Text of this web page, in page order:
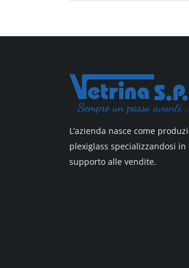
Top line 3
L’azienda nasce come
plexiglass specializzandosi
supporto alle vendite.